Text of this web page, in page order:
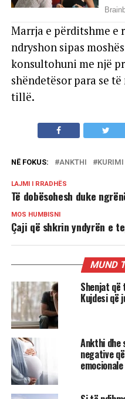
Marrja e përditshme e
ndryshon sipas
konsultohuni me një
shëndetësor para se
tillë.
NË FOKUS: ANKTHI KURIMI
LAJMI I RRADHËS
Të dobësohesh duke
MOS HUMBISNI
Çaji që shkrin yndyrën e
MUND
Shenjat
Kujdesi që
Ankthi
negative